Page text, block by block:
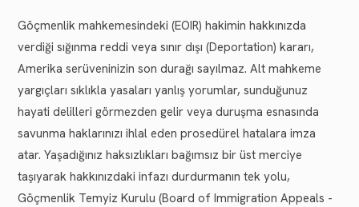
Göçmenlik mahkemesindeki (EOIR) hakimin hakkınızda
verdiği sığınma reddi veya sınır dışı (Deportation) kararı,
Amerika serüveninizin son durağı sayılmaz. Alt mahkeme
yargıçları sıklıkla yasaları yanlış yorumlar, sunduğunuz
hayati delilleri görmezden gelir veya duruşma esnasında
savunma haklarınızı ihlal eden prosedürel hatalara imza
atar. Yaşadığınız haksızlıkları bağımsız bir üst merciye
taşıyarak hakkınızdaki infazı durdurmanın tek yolu,
Göçmenlik Temyiz Kurulu (Board of Immigration Appeals -